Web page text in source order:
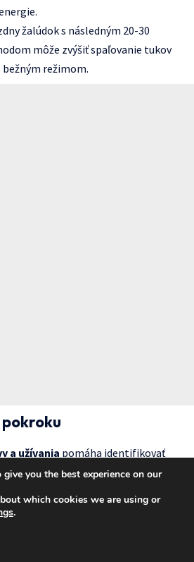
žalúdok s následným 20-30
môže zvýšiť spaľovanie tukov
bežným režimom.
a užívania pomáha identifikovať
dávky pre váš organizmus.
you the best experience on our
which cookies we are using or
.